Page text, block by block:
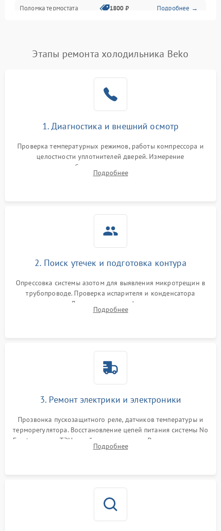
Поломка термостата 1800 ₽ Подробнее →
Поломка системы No Frost 2600 ₽ Подробнее →
работе
2000 ₽ Подробнее →
1000 ₽
1800 ₽
Этапы ремонта холодильника Beko
1. Диагностика и внешний осмотр
Проверка температурных режимов, работы компрессора и
целостности уплотнителей дверей. Измерение
сопротивления обмоток мотора, проверка термостата и
считывание кодов ошибок с электронного дисплея.
Подробнее
2. Поиск утечек и подготовка контура
Опрессовка системы азотом для выявления микротрещин в
трубопроводе. Проверка испарителя и конденсатора
течеискателем. Демонтаж старого фильтра-осушителя и
продувка капиллярной трубки для устранения засоров.
Подробнее
3. Ремонт электрики и электроники
Прозвонка пускозащитного реле, датчиков температуры и
терморегулятора. Восстановление цепей питания системы No
Frost, включая ТЭН оттайки и вентилятор. Ремонт или замена
платы управления при сбоях алгоритмов.
Подробнее